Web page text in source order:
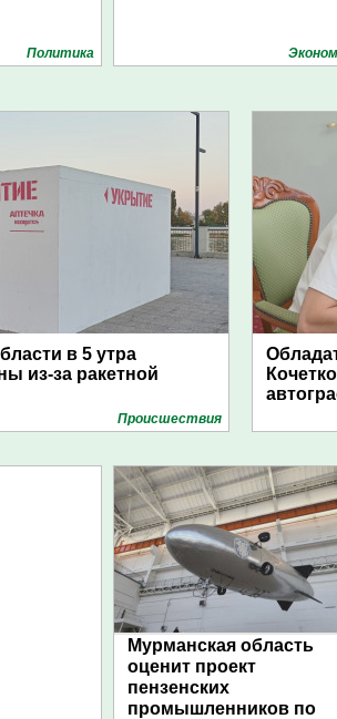
Политика
в 5 утра
из-за ракетной
Проиcшествия
Мурманская область
оценит проект
пензенских
промышленников по